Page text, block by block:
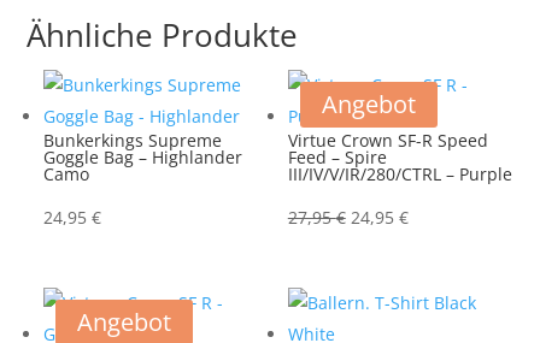
Ähnliche Produkte
Bunkerkings Supreme
Goggle Bag – Highlander
Camo
24,95€
Angebot
Virtue Crown SF-R Speed
Feed – Spire
III/IV/V/IR/280/CTRL – Purple
27,95€ Ursprünglicher
27,95 €
24,95 €Aktueller
24,95 €.
Angebot